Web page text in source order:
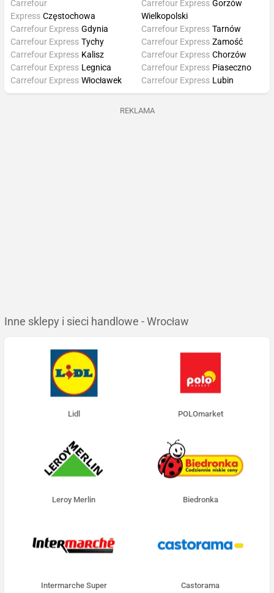
Carrefour
Express Częstochowa
Carrefour Express Gdynia
Carrefour Express Gorzów
Wielkopolski
Carrefour Express Tarnów
Carrefour Express Tychy
Carrefour Express Kalisz
Carrefour Express Legnica
Carrefour Express Włocławek
Carrefour Express Zamość
Carrefour Express Chorzów
Carrefour Express Piaseczno
Carrefour Express Lubin
REKLAMA
Inne sklepy i sieci handlowe - Wrocław
Lidl POLOmarket
Leroy Merlin Biedronka
Intermarche Super Castorama